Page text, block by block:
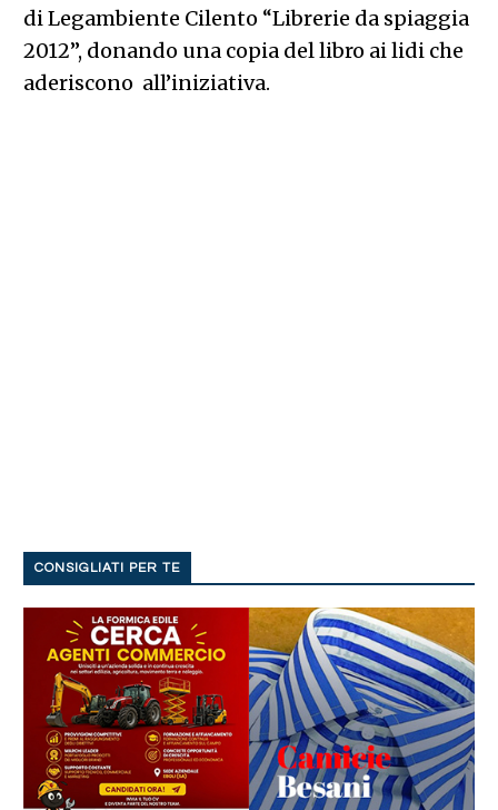
di Legambiente Cilento “Librerie da spiaggia
2012”, donando una copia del libro ai lidi che
aderiscono all’iniziativa.
CONSIGLIATI PER TE